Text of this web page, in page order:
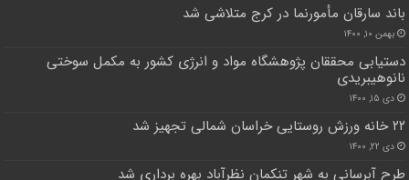
باند سارقان مأمورنما در کرج متلاشی شد
بهمن ۱۰, ۱۴۰۰
دستیابی محققان پژوهشگاه مواد و انرژی کشور به مکمل سوختی
نانوهیبریدی
دی ۱۵, ۱۴۰۰
۲۲ خانه ورزش روستایی خراسان شمالی تجهیز شد
دی ۲۲, ۱۴۰۰
طرح آبرسانی به شهر تنکمان نظرآباد بهره برداری شد